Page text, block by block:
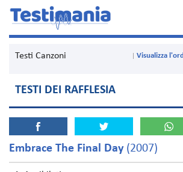
Testi Canzoni
Visualizza
TESTI DEI RAFFLESIA
Embrace The Final Day(2007)